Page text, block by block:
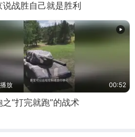
战胜自己就是胜利
放 00:52
“打完就跑”的战术